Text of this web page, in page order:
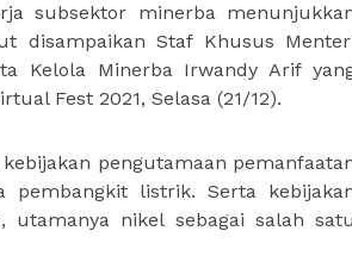
subsektor minerba
disampaikan Staf Khusus
Kelola Minerba Irwandy Arif
Fest 2021, Selasa (21/12).
pengutamaan
pembangkit listrik. Serta
nikel sebagai salah satu